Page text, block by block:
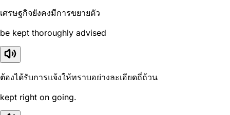
เศรษฐกิจยังคงมีการขยายตัว
be kept thoroughly advised
ต้องได้รับการแจ้งให้ทราบอย่างละเอียดถี่ถ้วน
kept right on going.